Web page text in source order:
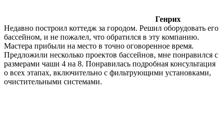
Генрих
Недавно построил коттедж за городом. Решил оборудовать его
бассейном, и не пожалел, что обратился в эту компанию.
Мастера прибыли на место в точно оговоренное время.
Предложили несколько проектов бассейнов, мне понравился с
размерами чаши 4 на 8. Понравилась подробная консультация
о всех этапах, включительно с фильтрующими установками,
очистительными системами.